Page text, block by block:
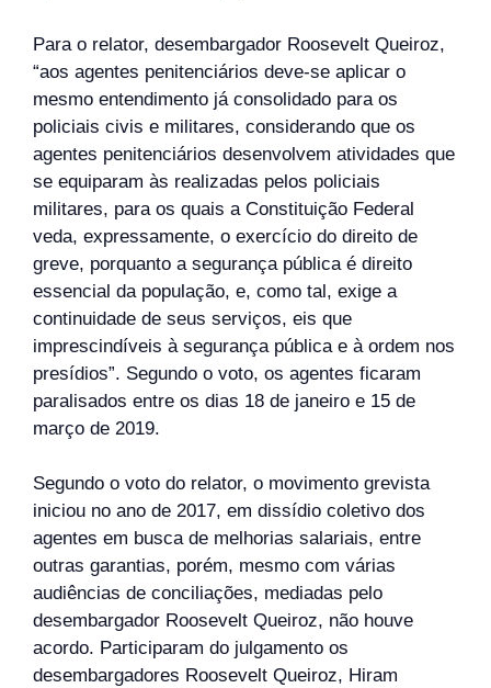
Para o relator, desembargador Roosevelt Queiroz,
“aos agentes penitenciários deve-se aplicar o
mesmo entendimento já consolidado para os
policiais civis e militares, considerando que os
agentes penitenciários desenvolvem atividades que
se equiparam às realizadas pelos policiais
militares, para os quais a Constituição Federal
veda, expressamente, o exercício do direito de
greve, porquanto a segurança pública é direito
essencial da população, e, como tal, exige a
continuidade de seus serviços, eis que
imprescindíveis à segurança pública e à ordem nos
presídios”. Segundo o voto, os agentes ficaram
paralisados entre os dias 18 de janeiro e 15 de
março de 2019.
Segundo o voto do relator, o movimento grevista
iniciou no ano de 2017, em dissídio coletivo dos
agentes em busca de melhorias salariais, entre
outras garantias, porém, mesmo com várias
audiências de conciliações, mediadas pelo
desembargador Roosevelt Queiroz, não houve
acordo. Participaram do julgamento os
desembargadores Roosevelt Queiroz, Hiram